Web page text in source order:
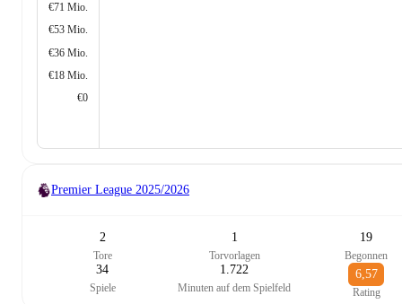
€71 Mio.
€53 Mio.
€36 Mio.
€18 Mio.
€0
Premier League 2025/2026
2
Tore
1
Torvorlagen
19
Begonnen
34
Spiele
1.722
Minuten auf dem Spielfeld
6,57
Rating